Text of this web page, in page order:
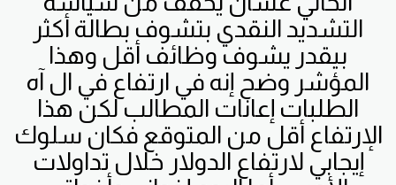
التشديد النقدي بتشوف بطالة أكثر
بيقدر يشوف وظائف أقل وهذا
المؤشر وضح إنه في ارتفاع في ال آه
الطلبات إعانات المطالب لكن هذا
الإرتفاع أقل من المتوقع فكان سلوك
إيجابي لارتفاع الدولار خلال تداولات